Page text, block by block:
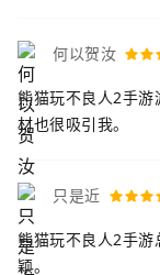
何以贺汝
熊猫玩不良人2手
材也很吸引我。
只是近
熊猫玩不良人2手
颖。